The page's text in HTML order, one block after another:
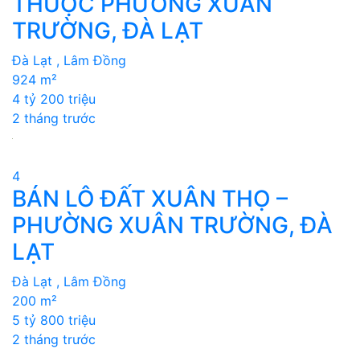
TRƯỜNG, ĐÀ LẠT
Đà Lạt , Lâm Đồng
924 m²
4 tỷ 200 triệu
2 tháng trước
4
BÁN LÔ ĐẤT XUÂN THỌ –
PHƯỜNG XUÂN TRƯỜNG, ĐÀ
LẠT
Đà Lạt , Lâm Đồng
200 m²
5 tỷ 800 triệu
2 tháng trước